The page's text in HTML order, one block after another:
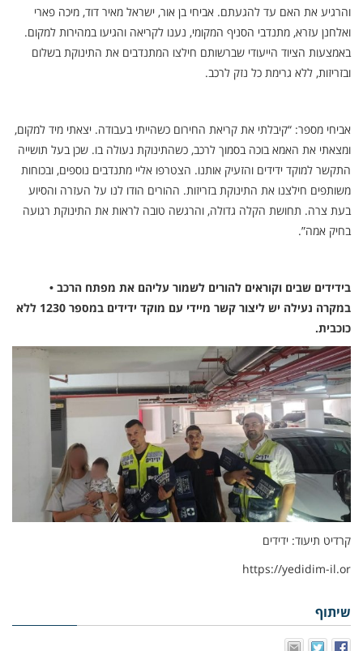
והרגיע את האם עד להגעתם. אביחי בן אור, ישראל מאיר דוד, מיכה פארי
ואלחנן עזרא, מתנדבי הסניף המקומי, נענו לקריאה והגיעו במהירות למקום.
באמצעות הציוד הייעודי שברשותם חילצו המתנדבים את התינוקת בשלום
ובזריזות, ללא גרימת כל נזק לרכב.
אביחי מספר: “קיבלתי את קריאת החירום כשהייתי בעבודה. יצאתי מיד למקום,
ומצאתי את האמא בוכה בסמוך לרכב, כשהתינוקת נעולה בו. שכן בעל תושייה
התקשר למוקד ידידים והזעיק אותנו. הצטרפו אליי מתנדבים נוספים, ובכוחות
משותפים חילצנו את התינוקת בזריזות. ההורים הודו לנו על העזרה והסיוע
בעת צרה. תחושת הקלה גדולה, והרגשה טובה לראות את התינוקת רגועה
בחיק אמה”.
בידידים שבים וקוראים להורים לשמור עליהם את מפתח הרכב •
במקרה נעילה יש ליצור קשר מיידי עם מוקד ידידים במספר 1230 ללא
כוכבית.
קרדיט תיעוד: ידידים
https://yedidim-il.or
שיתוף